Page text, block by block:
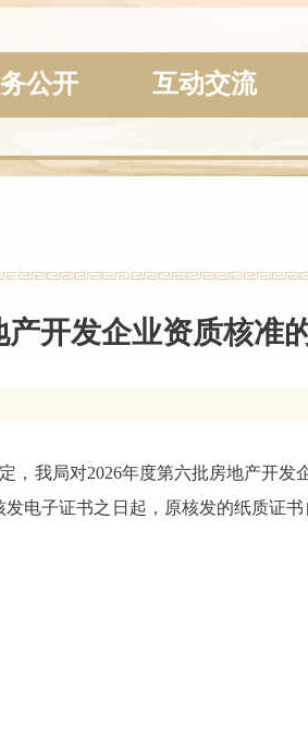
公开 互动交流
开发企业资质核准
，我局对2026年度第六批房地产开发
电子证书之日起，原核发的纸质证